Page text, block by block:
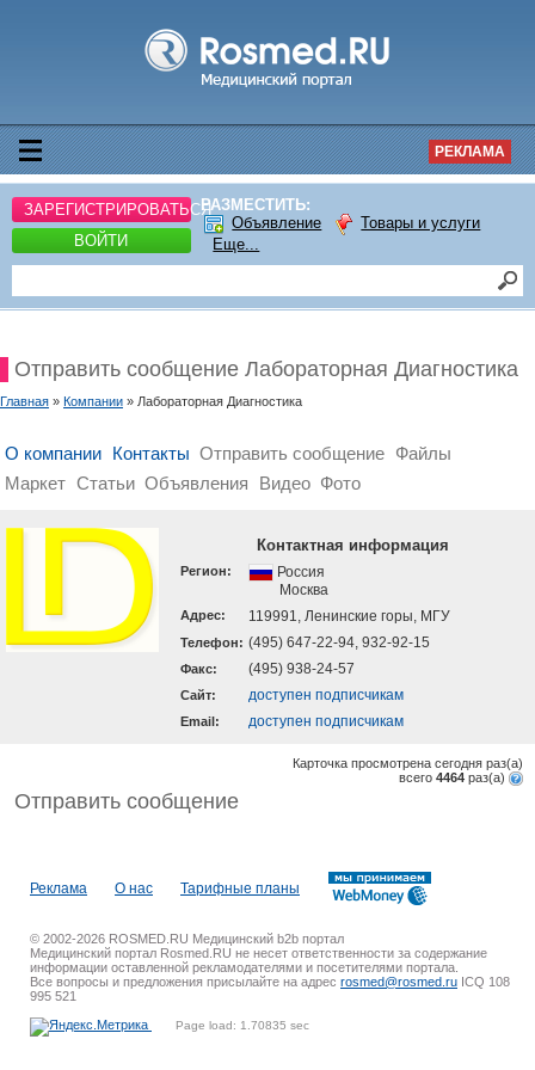
РЕКЛАМА
ЗАРЕГИСТРИРОВАТЬСЯ
ВОЙТИ
РАЗМЕСТИТЬ:
Объявление
Товары и услуги
Еще...
Отправить сообщение Лабораторная Диагностика
Главная » Компании » Лабораторная Диагностика
О компании Контакты Отправить сообщение Файлы
Маркет Статьи Объявления Видео Фото
Контактная информация
Регион:
Россия
Москва
Адрес: 119991, Ленинские горы, МГУ
Телефон: (495) 647-22-94, 932-92-15
Факс: (495) 938-24-57
Cайт: доступен подписчикам
Email: доступен подписчикам
Карточка просмотрена сегодня раз(a)
всего 4464 раз(a)
Отправить сообщение
Реклама О нас Тарифные планы
© 2002-2026 ROSMED.RU Медицинский b2b портал
Медицинский портал Rosmed.RU не несет ответственности за содержание
информации оставленной рекламодателями и посетителями портала.
Все вопросы и предложения присылайте на адрес rosmed@rosmed.ru ICQ 108
995 521
Page load: 1.70835 sec